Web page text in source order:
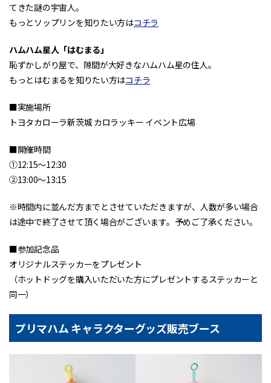
てきた謎の宇宙人。
もっとソップリンを知りたい方はコチラ
ハムハム星人「はむまる」
恥ずかしがり屋で、隙間が大好きなハムハム星の住人。
もっとはむまるを知りたい方はコチラ
■実施場所
トヨタカローラ新茨城 カロラッキー イベント広場
■開催時間
①12:15～12:30
②13:00～13:15
※時間内に並んだ方までとさせていただきますが、人数が多い場合
は途中で終了させて頂く場合がございます。予めご了承ください。
■参加記念品
オリジナルステッカーをプレゼント
（ホットドッグを購入いただいた方にプレゼントするステッカーと
同一）
プリマハム キャラクターグッズ販売ブース